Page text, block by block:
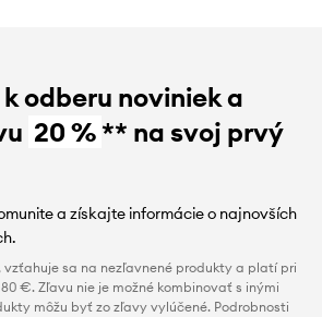
odberu noviniek a
20 %** na svoj prvý
a získajte informácie o najnovších
sa na nezľavnené produkty a platí pri
€. Zľavu nie je možné kombinovať s inými
môžu byť zo zľavy vylúčené. Podrobnosti